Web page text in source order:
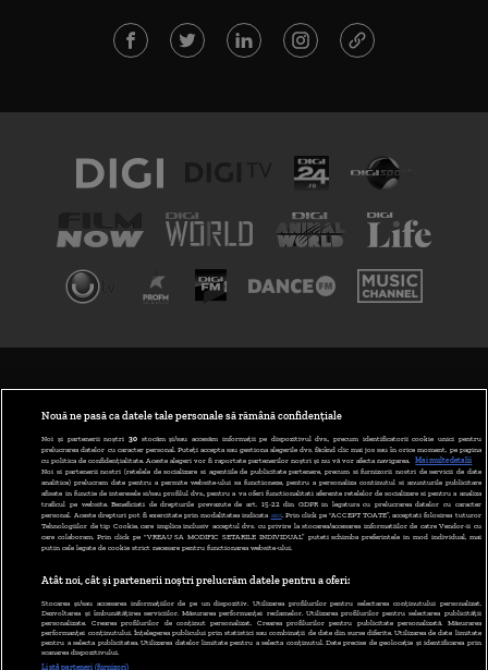
ABONARE DIGI TV
GESTIONAȚI PREFERINȚELE
CODUL DIGI24
CAMERE WEB
CONTACT/INFO
Nouă ne pasă ca datele tale personale să rămână confidențiale
Noi și partenerii noștri 30stocăm și/sau accesăm informații pe dispozitivul dvs., precum identificatorii cookie unici pentru
prelucrarea datelor cu caracter personal. Puteți accepta sau gestiona alegerile dvs. făcând clic mai jos sau în orice moment, pe pagina
cu politica de confidențialitate. Aceste alegeri vor fi raportate partenerilor noștri și nu vă vor afecta navigarea.
Mai multe detalii
Noi si partenerii nostri (retelele de socializare si agentiile de publicitate partenere, precum si furnizorii nostri de servicii de date
analitice) prelucram date pentru a permite website-ului sa functioneze, pentru a personaliza continutul si anunturile publicitare
afisate in functie de interesele si/sau profilul dvs., pentru a va oferi functionalitati aferente retelelor de socializare si pentru a analiza
traficul pe website. Beneficiati de drepturile prevazute de art. 15-22 din GDPR in legatura cu prelucrarea datelor cu caracter
personal. Aceste drepturi pot fi exercitate prin modalitatea indicata aici. Prin click pe “ACCEPT TOATE”, acceptati folosirea tuturor
Tehnologiilor de tip Cookie, care implica inclusiv acceptul dvs. cu privire la stocarea/accesarea informatiilor de catre Vendor-ii cu
care colaboram. Prin click pe “VREAU SA MODIFIC SETARILE INDIVIDUAL” puteti schimba preferintele in mod individual, mai
putin cele legate de cookie strict necesare pentru functionarea website-ului.
Atât noi, cât și partenerii noștri prelucrăm datele pentru a oferi:
Stocarea și/sau accesarea informațiilor de pe un dispozitiv. Utilizarea profilurilor pentru selectarea conținutului personalizat.
Dezvoltarea și îmbunătățirea serviciilor. Măsurarea performanței reclamelor. Utilizarea profilurilor pentru selectarea publicității
personalizate. Crearea profilurilor de conținut personalizat. Crearea profilurilor pentru publicitate personalizată. Măsurarea
performanței conținutului. Înțelegerea publicului prin statistici sau combinații de date din surse diferite. Utilizarea de date limitate
pentru a selecta publicitatea. Utilizarea datelor limitate pentru a selecta conținutul. Date precise de geolocație și identificarea prin
scanarea dispozitivului.
Listă parteneri (furnizori)